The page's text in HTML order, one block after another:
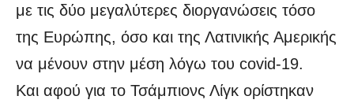
με τις δύο μεγαλύτερες διοργανώσεις τόσο
της Ευρώπης, όσο και της Λατινικής Αμερικής
να μένουν στην μέση λόγω του covid-19.
Και αφού για το Τσάμπιονς Λίγκ ορίστηκαν